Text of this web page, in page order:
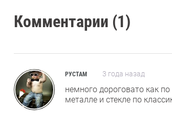
Комментарии (1)
РУСТАМ 3 года назад
немного дороговато как
металле и стекле по